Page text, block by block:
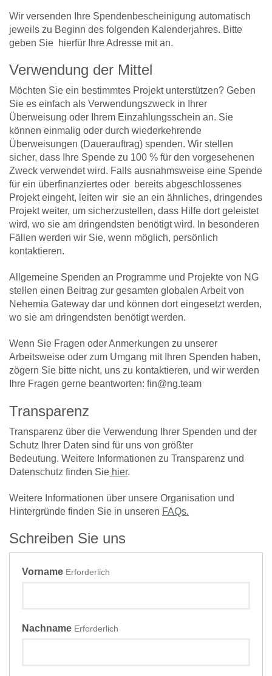
Wir versenden Ihre Spendenbescheinigung automatisch
jeweils zu Beginn des folgenden Kalenderjahres. Bitte
geben Sie hierfür Ihre Adresse mit an.
Verwendung der Mittel
Möchten Sie ein bestimmtes Projekt unterstützen? Geben
Sie es einfach als Verwendungszweck in Ihrer
Überweisung oder Ihrem Einzahlungsschein an. Sie
können einmalig oder durch wiederkehrende
Überweisungen (Dauerauftrag) spenden. Wir stellen
sicher, dass Ihre Spende zu 100 % für den vorgesehenen
Zweck verwendet wird. Falls ausnahmsweise eine Spende
für ein überfinanziertes oder bereits abgeschlossenes
Projekt eingeht, leiten wir sie an ein ähnliches, dringendes
Projekt weiter, um sicherzustellen, dass Hilfe dort geleistet
wird, wo sie am dringendsten benötigt wird. In besonderen
Fällen werden wir Sie, wenn möglich, persönlich
kontaktieren.
Allgemeine Spenden an Programme und Projekte von NG
stellen einen Beitrag zur gesamten globalen Arbeit von
Nehemia Gateway dar und können dort eingesetzt werden,
wo sie am dringendsten benötigt werden.
Wenn Sie Fragen oder Anmerkungen zu unserer
Arbeitsweise oder zum Umgang mit Ihren Spenden haben,
zögern Sie bitte nicht, uns zu kontaktieren, und wir werden
Ihre Fragen gerne beantworten: fin@ng.team
Transparenz
Transparenz über die Verwendung Ihrer Spenden und der
Schutz Ihrer Daten sind für uns von größter
Bedeutung. Weitere Informationen zu Transparenz und
Datenschutz finden Sie hier.
Weitere Informationen über unsere Organisation und
Hintergründe finden Sie in unseren FAQs.
Schreiben Sie uns
Vorname Erforderlich
Nachname Erforderlich